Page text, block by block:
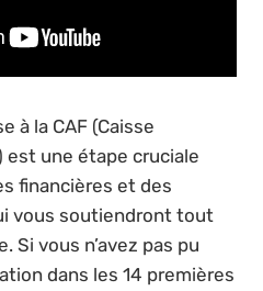
à la CAF (Caisse
est une étape cruciale
financières et des
vous soutiendront tout
Si vous n’avez pas pu
dans les 14 premières